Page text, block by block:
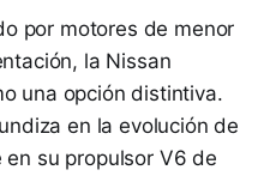
por motores de menor
la Nissan
una opción distintiva.
en la evolución de
su propulsor V6 de